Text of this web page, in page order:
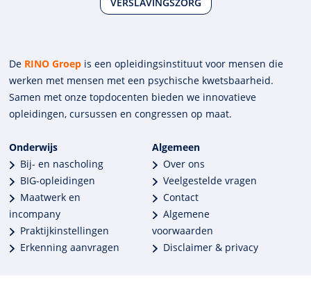
De RINO Groep is een opleidings­insti­tuut voor mensen die
werken met mensen met een psychische kwets­baar­heid.
Samen met onze top­docenten bieden we innova­tieve
opleidingen, cursussen en congres­sen op maat.
Onderwijs
Bij- en nascholing
BIG-opleidingen
Maatwerk en
incompany
Praktijkinstellingen
Erkenning aanvragen
Algemeen
Over ons
Veelgestelde vragen
Contact
Algemene
voorwaarden
Disclaimer & privacy